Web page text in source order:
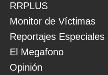
RRPLUS
Monitor de Víctimas
Reportajes Especiales
El Megafono
Opinión